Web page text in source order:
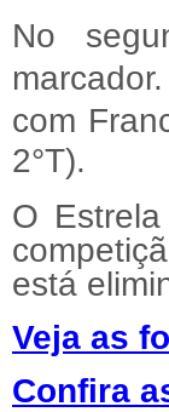
No
com
2°T).
O
está
Veja as
Confira